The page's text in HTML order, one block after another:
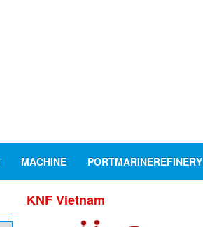
MACHINE PORTMARINEREFINERY
KNF Vietnam